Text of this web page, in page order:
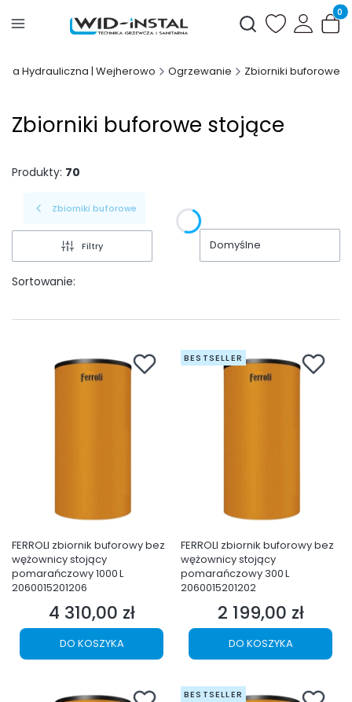
Otwórz
Hydrauliczna | Wejherowo Ogrzewanie Zbiorniki buforowe
Zbiorniki buforowe stojące
Produkty: 70
Zbiorniki buforowe
Filtry
Sortowanie:
Domyślne
FERROLI zbiornik buforowy bez
wężownicy stojący
pomarańczowy 1000 L
2060015201206
Cena
4 310,00 zł
DO KOSZYKA
BESTSELLER
FERROLI zbiornik buforowy bez
wężownicy stojący
pomarańczowy 300 L
2060015201202
Cena
2 199,00 zł
DO KOSZYKA
BESTSELLER